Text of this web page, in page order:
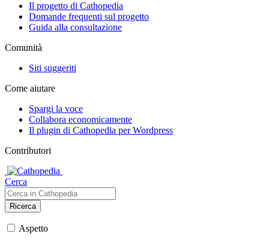
Il progetto di Cathopedia
Domande frequenti sul progetto
Guida alla consultazione
Comunità
Siti suggeriti
Come aiutare
Spargi la voce
Collabora economicamente
Il plugin di Cathopedia per Wordpress
Contributori
Cerca
Ricerca
Aspetto